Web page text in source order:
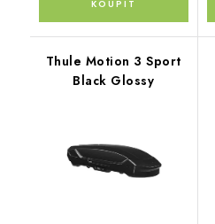
Thule Motion 3 Sport
Black Glossy